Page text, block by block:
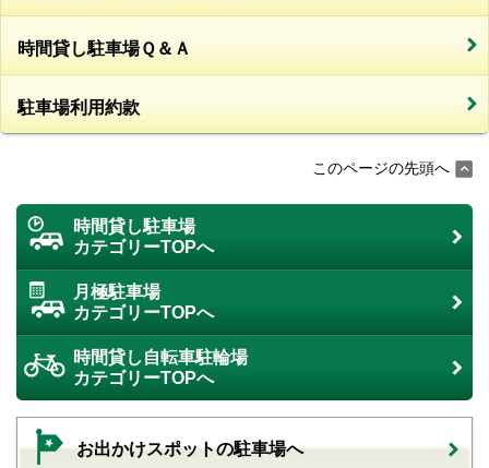
時間貸し駐車場Ｑ＆Ａ
駐車場利用約款
このページの先頭へ
時間貸し駐車場
カテゴリーTOPへ
月極駐車場
カテゴリーTOPへ
時間貸し自転車駐輪場
カテゴリーTOPへ
お出かけスポットの駐車場へ